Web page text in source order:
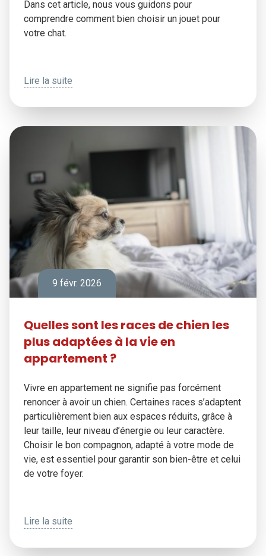
Dans cet article, nous vous guidons pour
comprendre comment bien choisir un jouet pour
votre chat.
Lire la suite
9 févr. 2026
Quelles sont les races de chien les
plus adaptées à la vie en
appartement ?
Vivre en appartement ne signifie pas forcément
renoncer à avoir un chien. Certaines races s’adaptent
particulièrement bien aux espaces réduits, grâce à
leur taille, leur niveau d’énergie ou leur caractère.
Choisir le bon compagnon, adapté à votre mode de
vie, est essentiel pour garantir son bien-être et celui
de votre foyer.
Lire la suite